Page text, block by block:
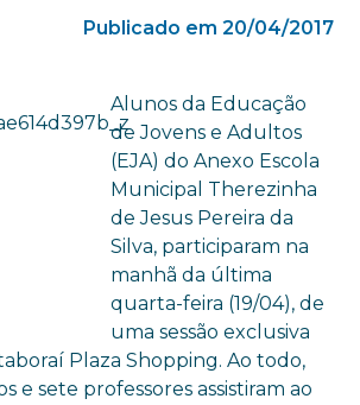
Publicado em 20/04/2017
Alunos da Educação
de Jovens e Adultos
(EJA) do Anexo Escola
Municipal Therezinha
de Jesus Pereira da
Silva, participaram na
manhã da última
quarta-feira (19/04), de
uma sessão exclusiva
Plaza Shopping. Ao todo,
e sete professores assistiram ao